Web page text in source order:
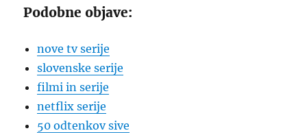
Podobne objave:
nove tv serije
slovenske serije
filmi in serije
netflix serije
50 odtenkov sive